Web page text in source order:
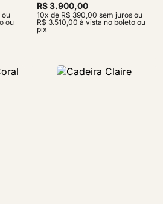
ou
ou
R$ 3.900,00
10x de R$ 390,00 sem juros ou
R$ 3.510,00 à vista no boleto ou
pix